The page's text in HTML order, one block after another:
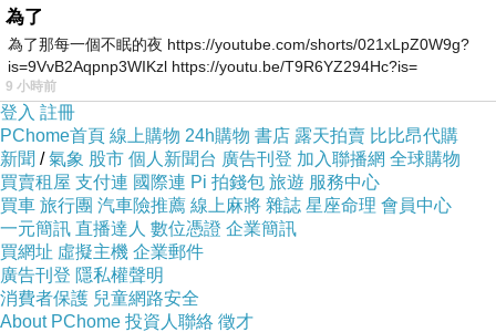
停止雨刷刷動，讓雨滴留在玻璃上。
有什麼人生大道理嗎？其實沒有！只是那時
忽然想試試留下雨中的風景，勉強要說的話，我
的感想是：開車拍照要小心，叔叔我可是有練過
的，哈哈！
《2010光陰地圖》0107楓香
為了
為了那每一個不眠的夜 https://youtube.com/shorts/021xLpZ0W9g?
is=9VvB2Aqpnp3WIKzl https://youtu.be/T9R6YZ294Hc?is=
9 小時前
登入 註冊
PChome首頁 線上購物 24h購物 書店 露天拍賣 比比昂代購
新聞 /氣象 股市 個人新聞台 廣告刊登 加入聯播網 全球購物
買賣租屋 支付連 國際連 Pi 拍錢包 旅遊 服務中心
買車 旅行團 汽車險推薦 線上麻將 雜誌 星座命理 會員中心
一元簡訊 直播達人 數位憑證 企業簡訊
買網址 虛擬主機 企業郵件
廣告刊登 隱私權聲明
消費者保護 兒童網路安全
About PChome 投資人聯絡 徵才